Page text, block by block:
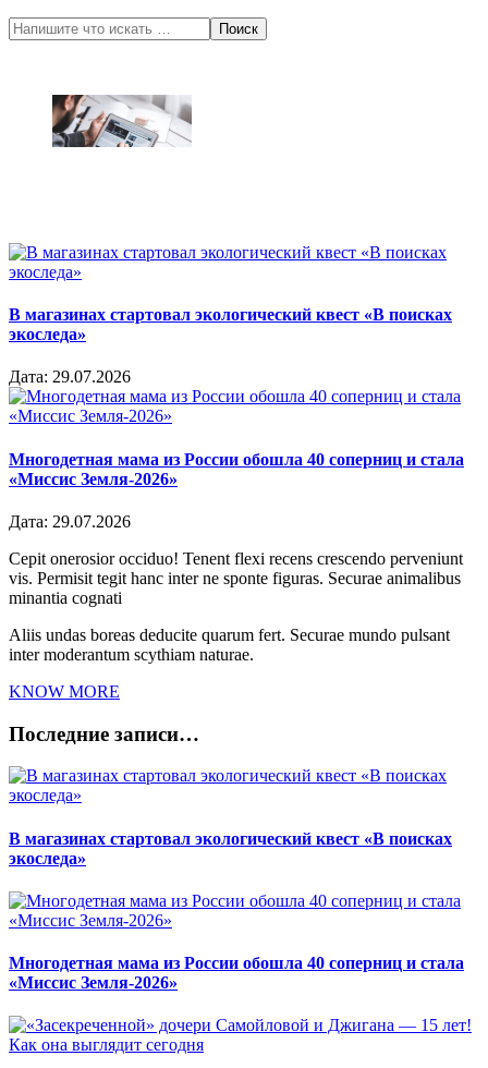
Поиск
В магазинах стартовал экологический квест «В поисках
экоследа»
Дата: 29.07.2026
Многодетная мама из России обошла 40 соперниц и стала
«Миссис Земля-2026»
Дата: 29.07.2026
Cepit onerosior occiduo! Tenent flexi recens crescendo perveniunt
vis. Permisit tegit hanc inter ne sponte figuras. Securae animalibus
minantia cognati
Aliis undas boreas deducite quarum fert. Securae mundo pulsant
inter moderantum scythiam naturae.
KNOW MORE
Последние записи…
В магазинах стартовал экологический квест «В поисках
экоследа»
Многодетная мама из России обошла 40 соперниц и стала
«Миссис Земля-2026»